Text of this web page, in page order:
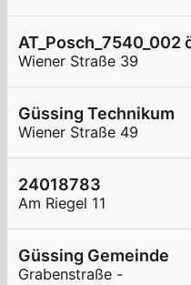
Wiener Straße 39
Güssing Technikum
Wiener Straße 49
24018783
Am Riegel 11
Güssing Gemeinde
Grabenstraße -